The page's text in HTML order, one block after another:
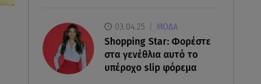
03.04.25 ΜΟΔΑ
Shopping Star: Φορέστε
στα γενέθλια αυτό το
υπέροχο slip φόρεμα